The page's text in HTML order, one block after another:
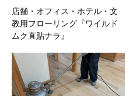
店舗・オフィス・ホテル・文
教用フローリング『ワイルド
ムク直貼ナラ』